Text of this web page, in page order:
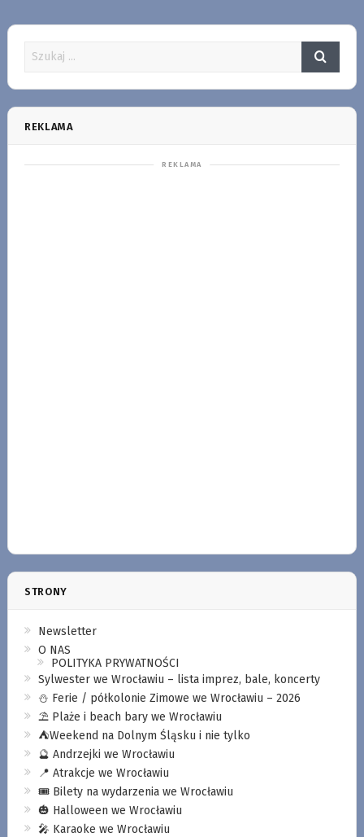
REKLAMA
STRONY
Newsletter
O NAS
POLITYKA PRYWATNOŚCI
Sylwester we Wrocławiu – lista imprez, bale, koncerty
⛄️ Ferie / półkolonie Zimowe we Wrocławiu – 2026
⛱️ Plaże i beach bary we Wrocławiu
⛺️Weekend na Dolnym Śląsku i nie tylko
🔮 Andrzejki we Wrocławiu
📍 Atrakcje we Wrocławiu
🎟️ Bilety na wydarzenia we Wrocławiu
🎃 Halloween we Wrocławiu
🎤 Karaoke we Wrocławiu